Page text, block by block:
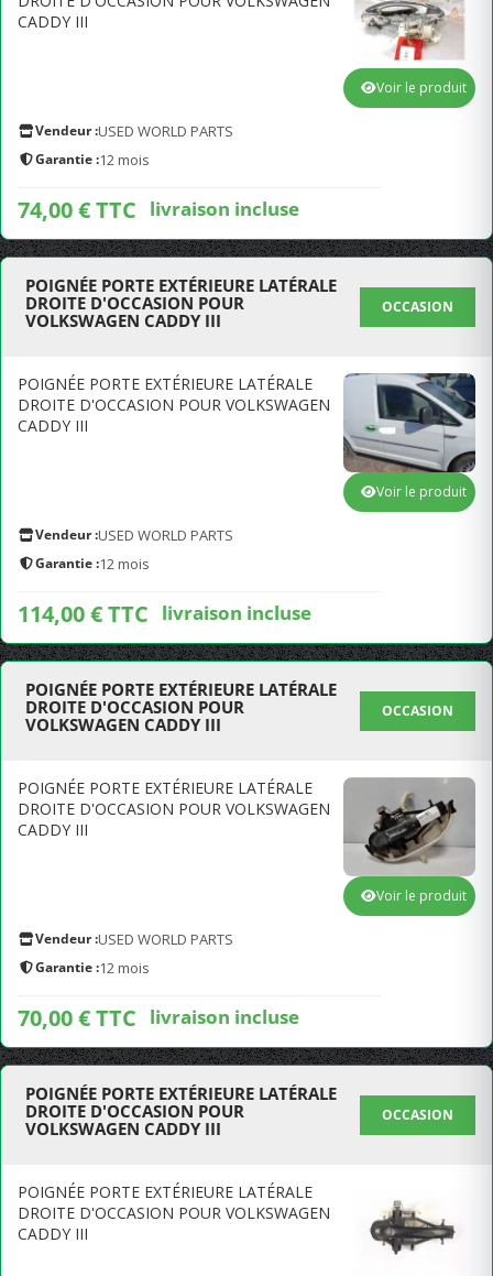
CADDY III
Vendeur :USED WORLD PARTS
Garantie :12 mois
74,00 € TTC livraison incluse
Voir le produit
POIGNÉE PORTE EXTÉRIEURE LATÉRALE
DROITE D'OCCASION POUR
VOLKSWAGEN CADDY III
OCCASION
POIGNÉE PORTE EXTÉRIEURE LATÉRALE
DROITE D'OCCASION POUR VOLKSWAGEN
CADDY III
Vendeur :USED WORLD PARTS
Garantie :12 mois
114,00 € TTC livraison incluse
Voir le produit
POIGNÉE PORTE EXTÉRIEURE LATÉRALE
DROITE D'OCCASION POUR
VOLKSWAGEN CADDY III
OCCASION
POIGNÉE PORTE EXTÉRIEURE LATÉRALE
DROITE D'OCCASION POUR VOLKSWAGEN
CADDY III
Vendeur :USED WORLD PARTS
Garantie :12 mois
70,00 € TTC livraison incluse
Voir le produit
POIGNÉE PORTE EXTÉRIEURE LATÉRALE
DROITE D'OCCASION POUR
VOLKSWAGEN CADDY III
OCCASION
POIGNÉE PORTE EXTÉRIEURE LATÉRALE
DROITE D'OCCASION POUR VOLKSWAGEN
CADDY III